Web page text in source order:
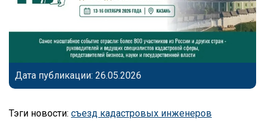
Дата публикации: 26.05.2026
Тэги новости: съезд кадастровых инженеров